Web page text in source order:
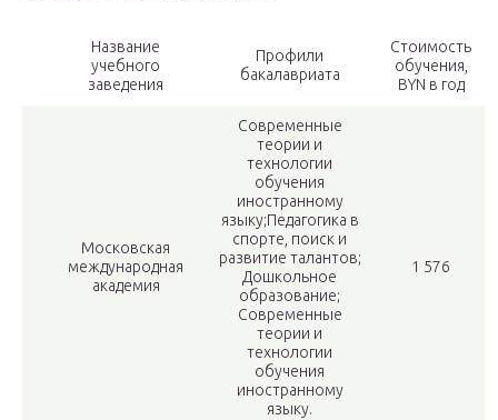
Название
учебного
заведения
Профили
бакалавриата
Стоимость
обучения,
BYN в год
Московская
международная
академия
Современные
теории и
технологии
обучения
иностранному
языку;Педагогика в
спорте, поиск и
развитие талантов;
Дошкольное
образование;
Современные
теории и
технологии
обучения
иностранному
языку.
1 576